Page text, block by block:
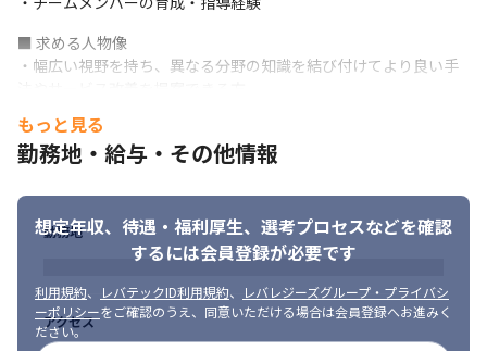
■ 求める人物像
・幅広い視野を持ち、異なる分野の知識を結び付けてより良い手
プし、学習意欲の高い方
もっと見る
勤務地・給与・その他情報
想定年収、待遇・福利厚生、 選考プロセスなどを確認
するには会員登録が必要です
利用規約、 レバテックID利用規約、
レバレジーズグループ・プライバシ
ーポリシーをご確認のうえ、同意いただける場合は会員登録へお進みく
ださい。
勤務地
アクセス